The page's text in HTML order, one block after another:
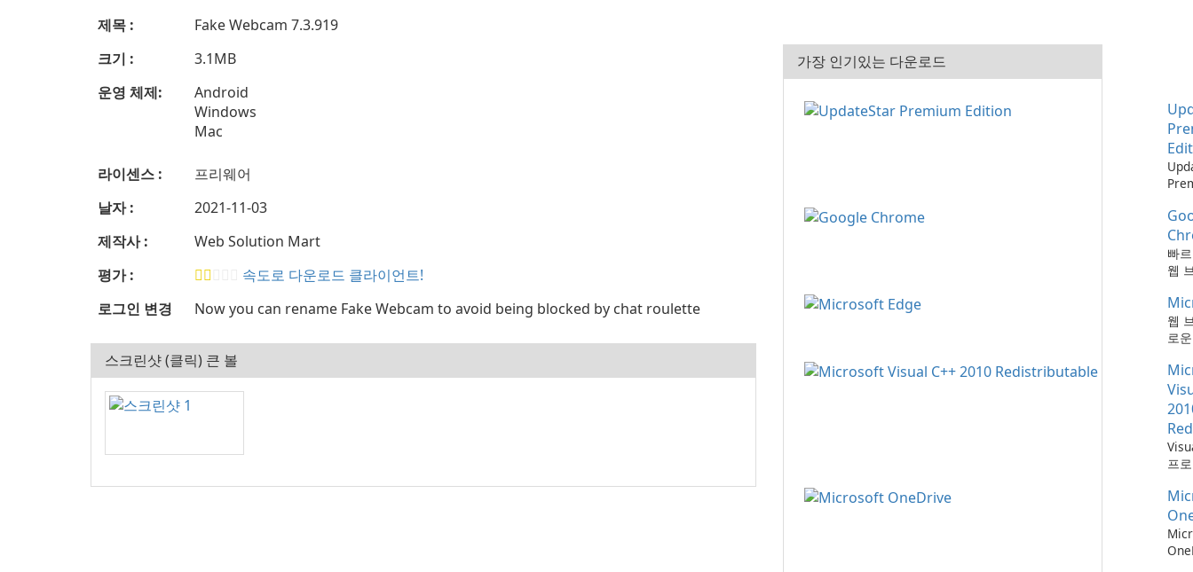
제목 :
Fake Webcam 7.3.919
크기 :
3.1MB
운영 체제:
Android
Windows
Mac
라이센스 :
프리웨어
날자 :
2021-11-03
제작사 :
Web Solution Mart
평가 :
속도로 다운로드 클라이언트!
로그인 변경
Now you can rename Fake Webcam to avoid being blocked by chat roulette
스크린샷 (클릭) 큰 볼
가장 인기있는 다운로드
최
하
때
다!
빠
웹
웹
로
프
소